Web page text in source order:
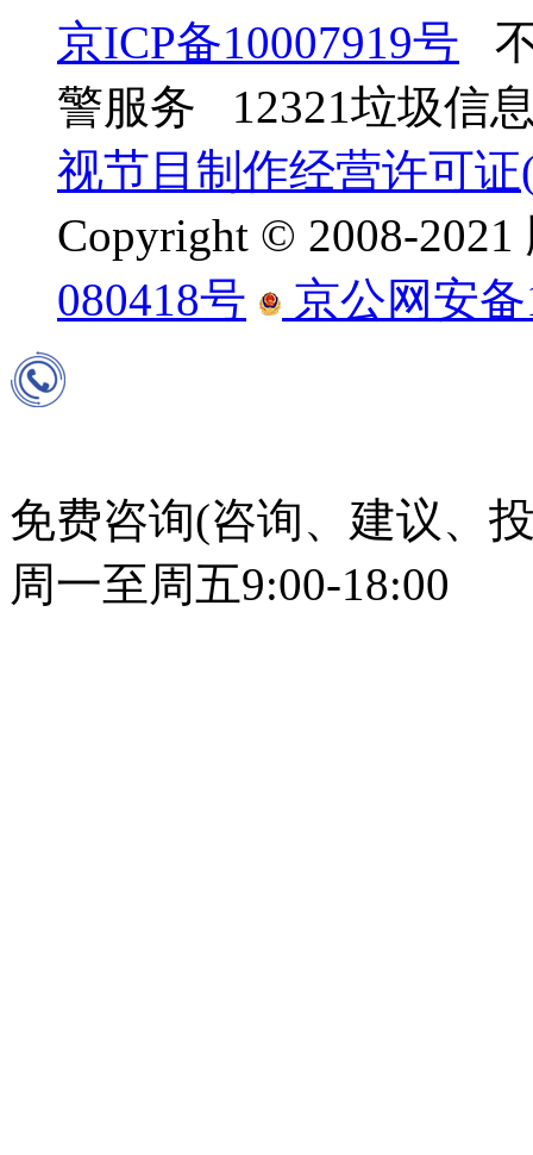
京ICP备10007919号
警服务 12321垃圾信
视节目制作经营许可证
Copyright © 2008-
080418号
京公网安备
免费咨询(咨询、建议、
周一至周五9:00-18:00